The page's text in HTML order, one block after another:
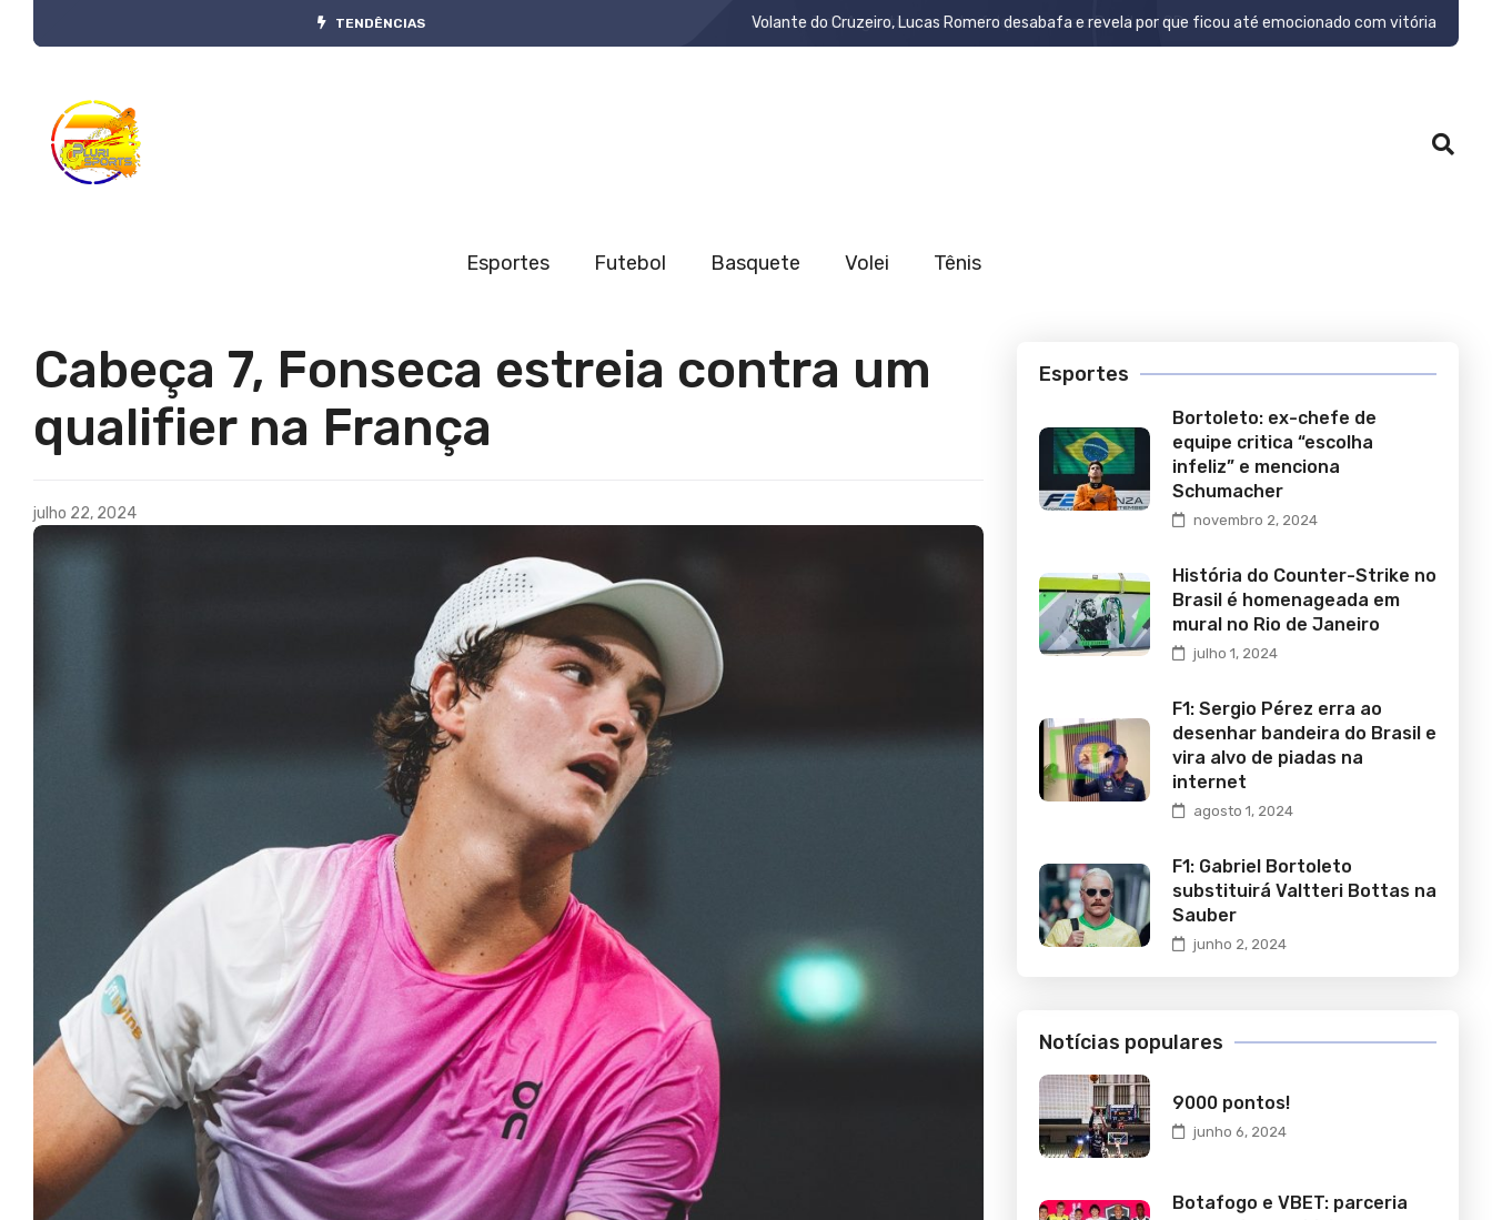
TENDÊNCIAS Volante do Cruzeiro, Lucas Romero desabafa e revela por que ficou até emocionado com vitória
Esportes Futebol Basquete Volei Tênis
Cabeça 7, Fonseca estreia contra um
qualifier na França
julho 22, 2024
Esportes
Bortoleto: ex-chefe de
equipe critica “escolha
infeliz” e menciona
Schumacher
novembro 2, 2024
História do Counter-Strike no
Brasil é homenageada em
mural no Rio de Janeiro
julho 1, 2024
F1: Sergio Pérez erra ao
desenhar bandeira do Brasil e
vira alvo de piadas na
internet
agosto 1, 2024
F1: Gabriel Bortoleto
substituirá Valtteri Bottas na
Sauber
junho 2, 2024
Notícias populares
9000 pontos!
junho 6, 2024
Botafogo e VBET: parceria